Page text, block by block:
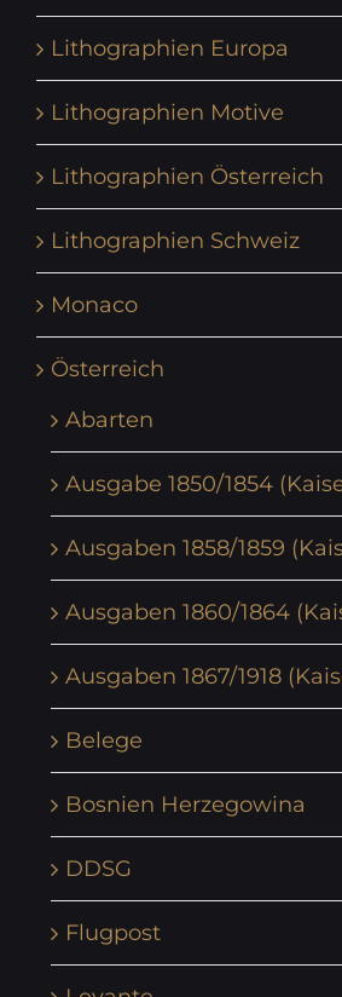
Lithographien Europa
Lithographien Motive
Lithographien Österreich
Lithographien Schweiz
Monaco
Österreich
Abarten
Ausgabe 1850/1854
Ausgaben 1858/1859
Ausgaben 1860/1864
Ausgaben 1867/1918
Belege
Bosnien Herzegowina
DDSG
Flugpost